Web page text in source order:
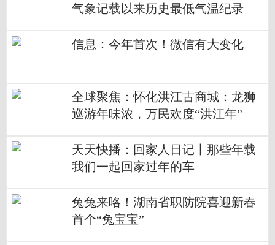
气象记载以来历史最低气温纪录
信息：今年首次！微信有大变化
全球聚焦：怀化洪江古商城：龙狮
巡游年味浓，万民欢度“洪江年”
天天快播：回家人日记丨那些年载
我们一起回家过年的车
兔兔来咯！湖南省职防院喜迎新春
首个“兔宝宝”